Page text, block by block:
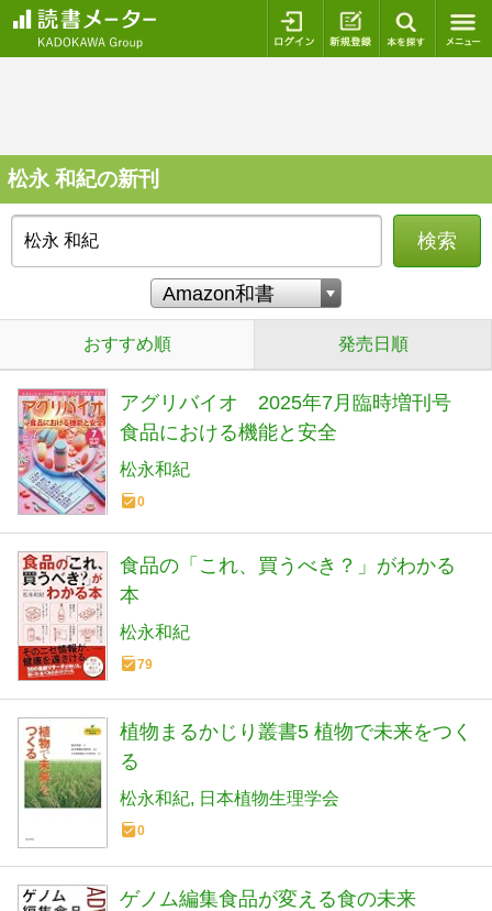
ログイン 新規登録
松永 和紀の新刊
検索
おすすめ順 発売日順
アグリバイオ 2025年7月臨時増刊号
食品における機能と安全
松永和紀
0
食品の「これ、買うべき？」がわかる
本
松永和紀
79
植物まるかじり叢書5 植物で未来をつく
る
松永和紀 日本植物生理学会
0
ゲノム編集食品が変える食の未来